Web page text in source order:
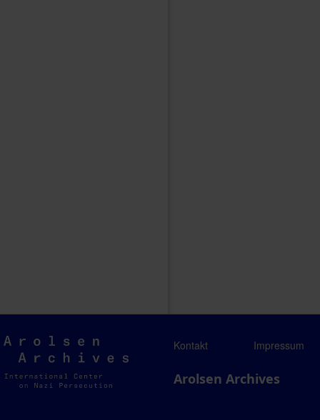
Arolsen
Archives
Kontakt Impressum
Arolsen Archives